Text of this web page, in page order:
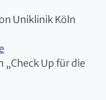
Uniklinik Köln
Up für die